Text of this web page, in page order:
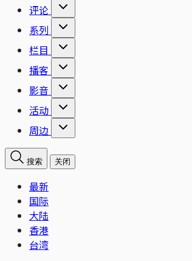
评论
系列
栏目
播客
影音
活动
周边
搜索 关闭
最新
国际
大陆
香港
台湾